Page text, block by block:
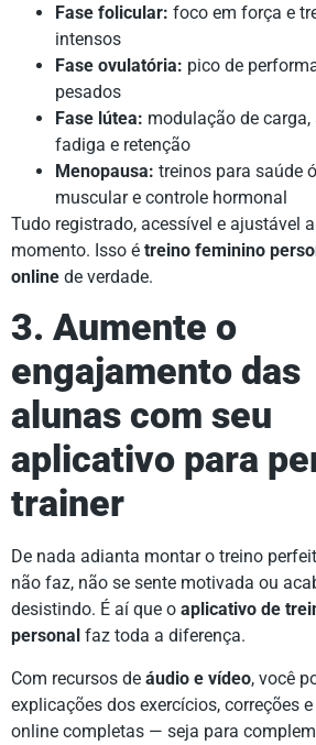
Fase folicular: foco em força e
intensos
Fase ovulatória: pico de
pesados
Fase lútea: modulação de carga,
fadiga e retenção
Menopausa: treinos para saúde
muscular e controle hormonal
Tudo registrado, acessível e ajustável
momento. Isso é treino feminino
online de verdade.
3. Aumente o
engajamento das
alunas com seu
aplicativo para
trainer
De nada adianta montar o treino
não faz, não se sente motivada ou
desistindo. É aí que o aplicativo de
personal faz toda a diferença.
Com recursos de áudio e vídeo, você
explicações dos exercícios, correções
online completas — seja para